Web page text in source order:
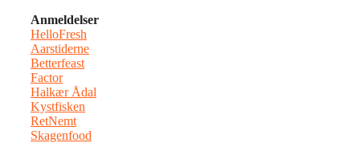
Anmeldelser
HelloFresh
Aarstiderne
Betterfeast
Factor
Halkær Ådal
Kystfisken
RetNemt
Skagenfood